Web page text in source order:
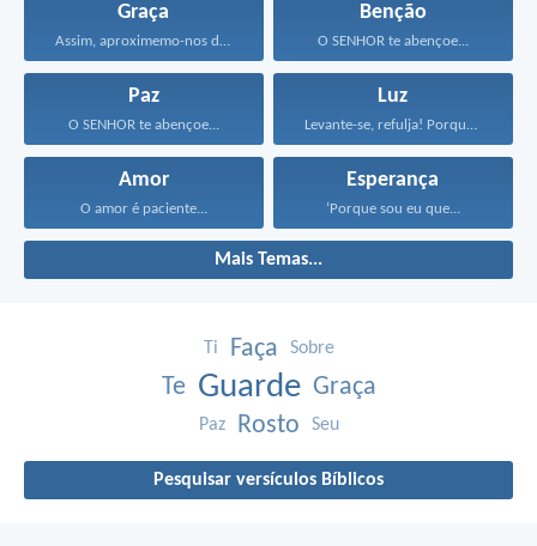
Graça
Assim, aproximemo-nos do trono...
Benção
O SENHOR te abençoe...
Paz
O SENHOR te abençoe...
Luz
Levante-se, refulja! Porque chegou...
Amor
O amor é paciente...
Esperança
‘Porque sou eu que...
Mais Temas...
Ti Faça Sobre
Te Guarde Graça
Paz Rosto Seu
Pesquisar versículos Bíblicos